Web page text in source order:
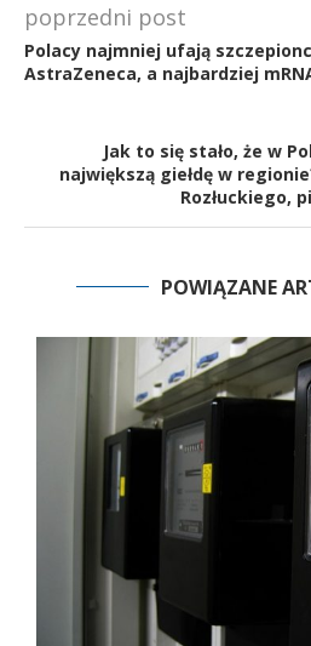
poprzedni post
Polacy najmniej ufają
AstraZeneca, a najbardziej
Jak to się stało, że w
największą giełdę w
Rozłuckiego,
POWIĄZANE